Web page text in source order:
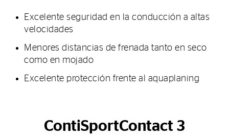
Excelente seguridad en la conducción a altas
velocidades
Menores distancias de frenada tanto en seco
como en mojado
Excelente protección frente al aquaplaning
ContiSportContact 3